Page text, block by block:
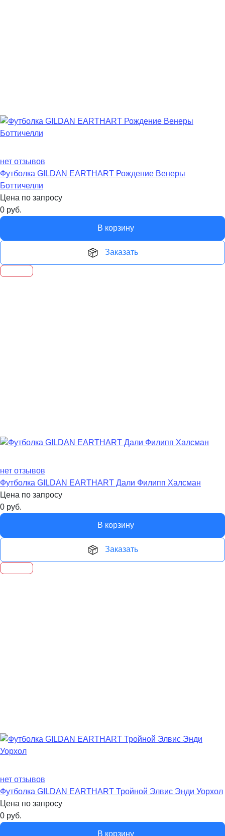
нет отзывов
Футболка GILDAN EARTHART Рождение Венеры
Боттичелли
Цена по запросу
0 руб.
В корзину
Заказать
нет отзывов
Футболка GILDAN EARTHART Дали Филипп Халсман
Цена по запросу
0 руб.
В корзину
Заказать
нет отзывов
Футболка GILDAN EARTHART Тройной Элвис Энди Уорхол
Цена по запросу
0 руб.
В корзину